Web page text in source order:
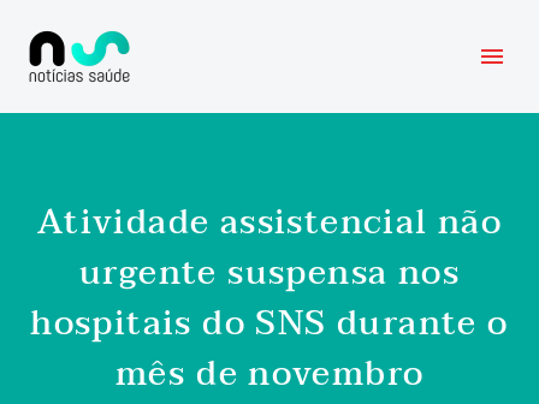
Atividade assistencial não
urgente suspensa nos
hospitais do SNS durante o
mês de novembro